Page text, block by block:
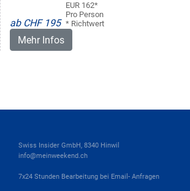
ab CHF 195
EUR 162*
Pro Person
* Richtwert
Mehr Infos
Swiss Insider GmbH, 8340 Hinwil
info@meinweekend.ch
7x24 Stunden Bearbeitung bei Email- Anfragen